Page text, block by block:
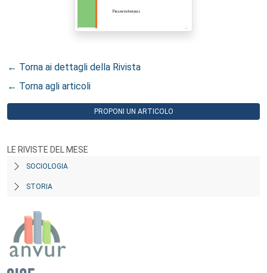
← Torna ai dettagli della Rivista
← Torna agli articoli
PROPONI UN ARTICOLO
LE RIVISTE DEL MESE
SOCIOLOGIA
STORIA